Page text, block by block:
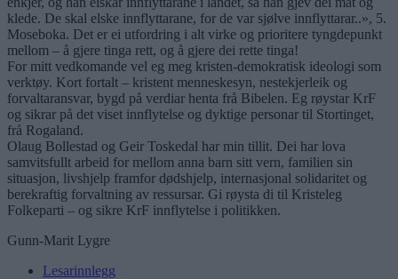
klede. De skal elske innflyttarane, for de var sjølve innflyttarar..», 5.
Moseboka. Det er ei utfordring i alt virke og prioritere tyngdepunkt
mellom – å gjere tinga rett, og å gjere dei rette tinga!
For mitt vedkomande vel eg meg kristen-demokratisk ideologi som
verktøy. Kort fortalt – kristent menneskesyn, nestekjerleik og
forvaltaransvar, bygd på verdiar henta frå Bibelen. Eg røystar KrF
og sikrar på det viset innflytelse og dyktige personar til Stortinget,
frå Rogaland.
Olaug Bollestad og Geir Toskedal har min tillit. Dei har lova
samvitsfullt arbeid for mellom anna barn sitt vern, familien sin
situasjon, livshjelp framfor dødshjelp, internasjonal solidaritet og
berekraftig forvaltning av ressursar. Gi røysta di til Kristeleg
Folkeparti – og sikre KrF innflytelse i politikken.
Gunn-Marit Lygre
Lesarinnlegg